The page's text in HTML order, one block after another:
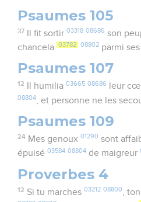
Psaumes 105
37 Il fit sortir 03318 08686 son
chancela 03782 08802 parmi
Psaumes 107
12 Il humilia 03665 08686 leur
08804 , et personne ne les
Psaumes 109
24 Mes genoux 01290 sont
épuisé03584 08804 de maigreur
Proverbes 4
12 Si tu marches 03212 08800 ,